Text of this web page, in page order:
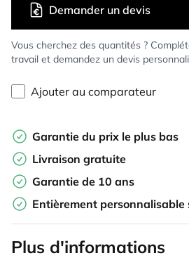
Vous cherchez des quantités ?
travail et demandez un devis
Demander un devis
Ajouter au comparateur
Garantie du prix le plus bas
Livraison gratuite
Garantie de 10 ans
Entièrement personnalisable
Plus d'informations